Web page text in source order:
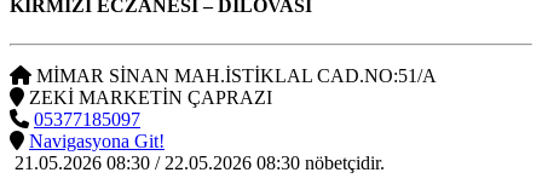
KIRMIZI ECZANESİ– DİLOVASI
MİMAR SİNAN MAH.İSTİKLAL CAD.NO:51/A
ZEKİ MARKETİN ÇAPRAZI
05377185097
Navigasyona Git!
21.05.2026 08:30 / 22.05.2026 08:30 nöbetçidir.